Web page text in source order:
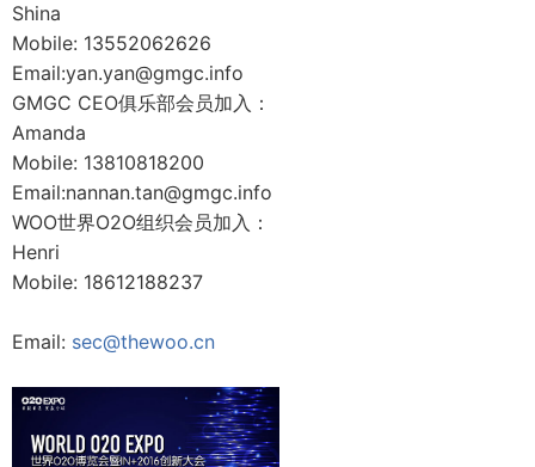
Shina
Mobile: 13552062626
Email:yan.yan@gmgc.info
GMGC CEO俱乐部会员加入：
Amanda
Mobile: 13810818200
Email:nannan.tan@gmgc.info
WOO世界O2O组织会员加入：
Henri
Mobile: 18612188237
Email: sec@thewoo.cn